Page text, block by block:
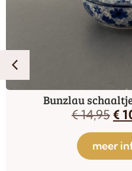
Bunzlau
€14,95€
meer